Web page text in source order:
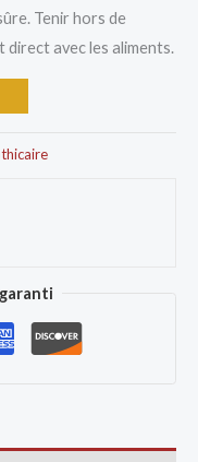
Tenir hors de
avec les aliments.